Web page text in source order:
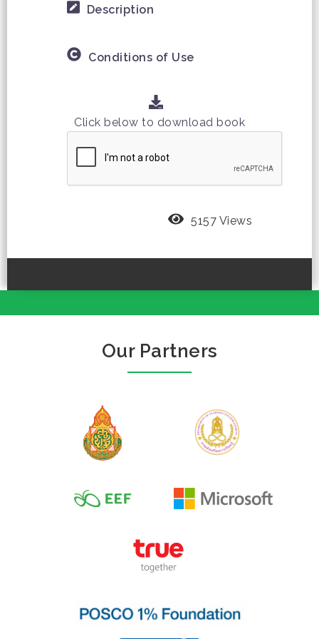
Description
Conditions of Use
Click below to download book
5157 Views
Our Partners